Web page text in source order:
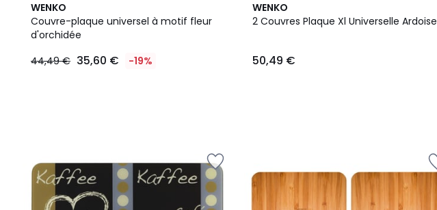
WENKO
Couvre-plaque universel à motif fleur
d'orchidée
44,49 € 35,60 € -19%
WENKO
2 Couvres Plaque Xl Universelle Ardoise
50,49 €